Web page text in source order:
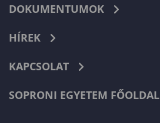
DOKUMENTUMOK
HÍREK
KAPCSOLAT
SOPRONI EGYETEM FŐOLDAL